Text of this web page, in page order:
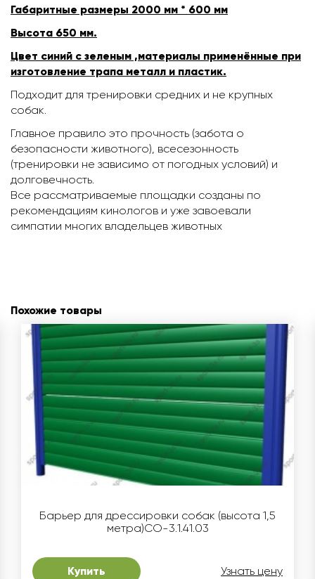
Габаритные размеры 2000 мм * 600 мм
Высота 650 мм.
Цвет синий с зеленым ,материалы применённые при
изготовление трапа металл и пластик.
Подходит для тренировки средних и не крупных
собак.
Главное правило это прочность (забота о
безопасности животного), всесезонность
(тренировки не зависимо от погодных условий) и
долговечность.
Все рассматриваемые площадки созданы по
рекомендациям кинологов и уже завоевали
симпатии многих владельцев животных
Похожие товары
Барьер для дрессировки собак (высота 1,5
метра)СО-3.1.41.03
Купить Узнать цену